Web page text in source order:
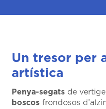
Un tresor per
artística
Penya-segats de
boscos frondosos